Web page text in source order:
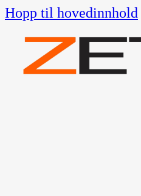
Hopp til hovedinnhold